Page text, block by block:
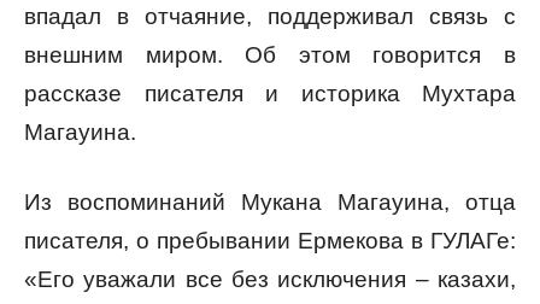
впадал в отчаяние, поддерживал связь с
внешним миром. Об этом говорится в
рассказе писателя и историка Мухтара
Магауина.
Из воспоминаний Мукана Магауина, отца
писателя, о пребывании Ермекова в ГУЛАГе:
«Его уважали все без исключения – казахи,